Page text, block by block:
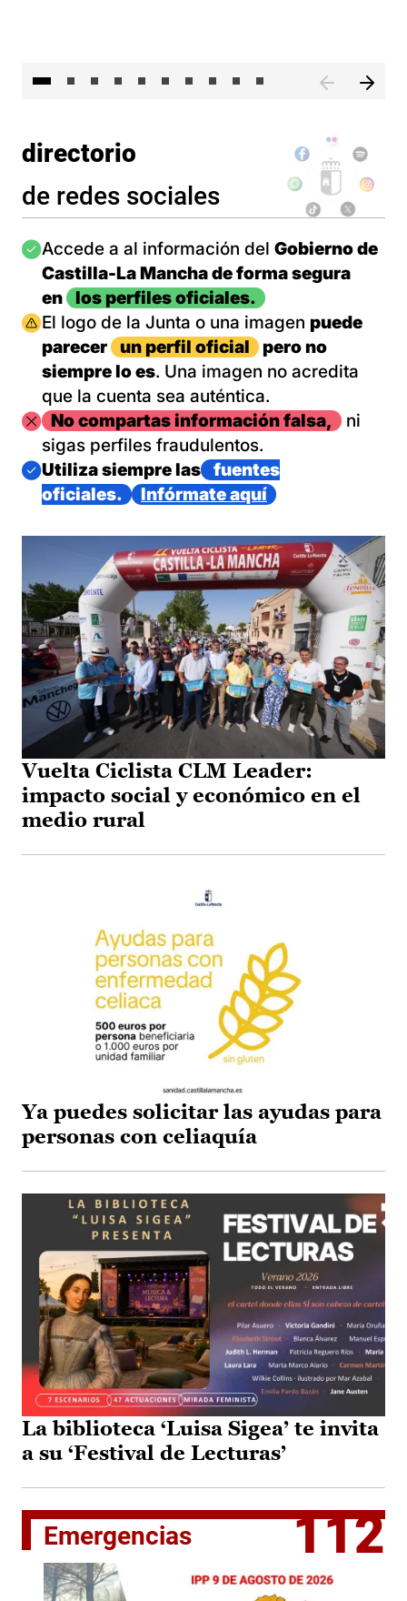
directorio
de redes sociales
Imagen
Accede a al información del Gobierno de
Castilla-La Mancha de forma segura
en
los perfiles oficiales.
Imagen
El logo de la Junta o una imagen puede
parecer
un perfil oficial
pero no
siempre lo es. Una imagen no acredita
que la cuenta sea auténtica.
ImagenNo compartas información falsa,
ni
sigas perfiles fraudulentos.
Imagen
Utiliza siempre las
fuentes
oficiales.
Infórmate aquí
Vuelta Ciclista CLM Leader:
impacto social y económico en el
medio rural
Ya puedes solicitar las ayudas para
personas con celiaquía
La biblioteca ‘Luisa Sigea’ te invita
a su ‘Festival de Lecturas’
Emergencias 112